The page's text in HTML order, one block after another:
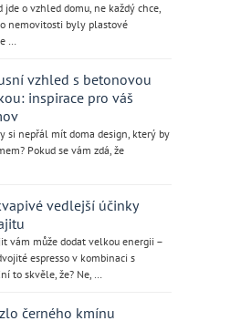
jde o vzhled domu, ne každý chce,
nemovitosti byly plastové
…
vzhled s betonovou
inspirace pro váš
si nepřál mít doma design, který by
Pokud se vám zdá, že
vedlejší účinky
vám může dodat velkou energii –
espresso v kombinaci s
to skvěle, že? Ne, …
černého kmínu